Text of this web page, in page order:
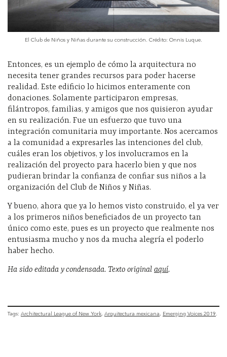
El Club de Niños y Niñas durante su construcción. Crédito: Onnis Luque.
Entonces, es un ejemplo de cómo la arquitectura no
necesita tener grandes recursos para poder hacerse
realidad. Este edificio lo hicimos enteramente con
donaciones. Solamente participaron empresas,
filántropos, familias, y amigos que nos quisieron ayudar
en su realización. Fue un esfuerzo que tuvo una
integración comunitaria muy importante. Nos acercamos
a la comunidad a expresarles las intenciones del club,
cuáles eran los objetivos, y los involucramos en la
realización del proyecto para hacerlo bien y que nos
pudieran brindar la confianza de confiar sus niños a la
organización del Club de Niños y Niñas.
Y bueno, ahora que ya lo hemos visto construido, el ya ver
a los primeros niños beneficiados de un proyecto tan
único como este, pues es un proyecto que realmente nos
entusiasma mucho y nos da mucha alegría el poderlo
haber hecho.
Ha sido editada y condensada. Texto original aquí.
Tags: Architectural League of New York Arquitectura mexicana Emerging Voices 2019